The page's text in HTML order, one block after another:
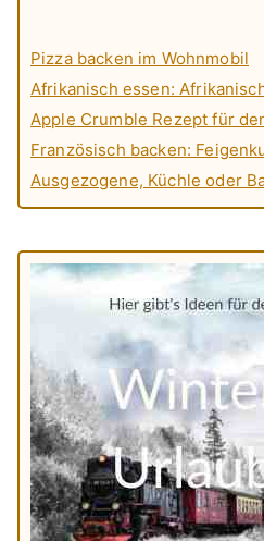
Pizza backen im Wohnmobil
Afrikanisch essen:
Apple Crumble Rezept für
Französisch backen:
Ausgezogene, Küchle oder